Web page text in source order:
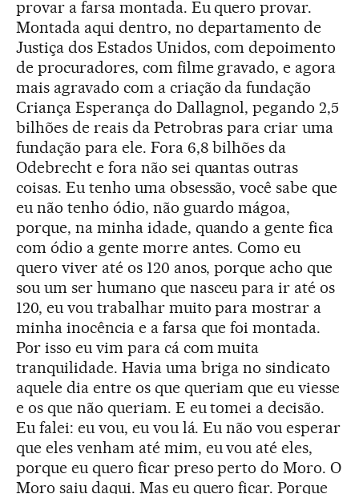
provar a farsa montada. Eu quero provar.
Montada aqui dentro, no departamento de
Justiça dos Estados Unidos, com depoimento
de procuradores, com filme gravado, e agora
mais agravado com a criação da fundação
Criança Esperança do Dallagnol, pegando 2,5
bilhões de reais da Petrobras para criar uma
fundação para ele. Fora 6,8 bilhões da
Odebrecht e fora não sei quantas outras
coisas. Eu tenho uma obsessão, você sabe que
eu não tenho ódio, não guardo mágoa,
porque, na minha idade, quando a gente fica
com ódio a gente morre antes. Como eu
quero viver até os 120 anos, porque acho que
sou um ser humano que nasceu para ir até os
120, eu vou trabalhar muito para mostrar a
minha inocência e a farsa que foi montada.
Por isso eu vim para cá com muita
tranquilidade. Havia uma briga no sindicato
aquele dia entre os que queriam que eu viesse
e os que não queriam. E eu tomei a decisão.
Eu falei: eu vou, eu vou lá. Eu não vou esperar
que eles venham até mim, eu vou até eles,
porque eu quero ficar preso perto do Moro. O
Moro saiu daqui. Mas eu quero ficar. Porque